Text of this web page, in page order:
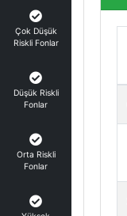
Çok Düşük
Riskli Fonlar
Düşük Riskli
Fonlar
Orta Riskli
Fonlar